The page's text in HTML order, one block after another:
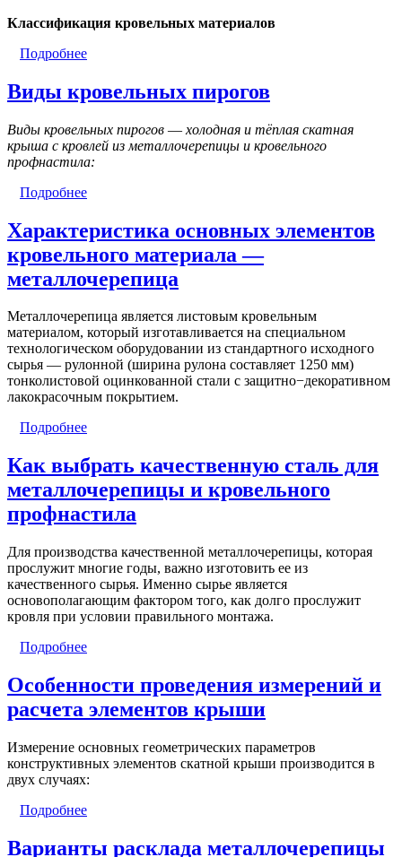
Классификация кровельных материалов
Подробнее
Виды кровельных пирогов
Виды кровельных пирогов ― холодная и тёплая скатная
крыша с кровлей из металлочерепицы и кровельного
профнастила:
Подробнее
Характеристика основных элементов
кровельного материала ―
металлочерепица
Металлочерепица является листовым кровельным
материалом, который изготавливается на специальном
технологическом оборудовании из стандартного исходного
сырья ― рулонной (ширина рулона составляет 1250 мм)
тонколистовой оцинкованной стали с защитно−декоративном
лакокрасочным покрытием.
Подробнее
Как выбрать качественную сталь для
металлочерепицы и кровельного
профнастила
Для производства качественной металлочерепицы, которая
прослужит многие годы, важно изготовить ее из
качественного сырья. Именно сырье является
основополагающим фактором того, как долго прослужит
кровля при условии правильного монтажа.
Подробнее
Особенности проведения измерений и
расчета элементов крыши
Измерение основных геометрических параметров
конструктивных элементов скатной крыши производится в
двух случаях:
Подробнее
Варианты расклада металлочерепицы